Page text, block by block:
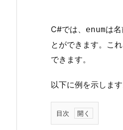
C#では、 enumは
とができます。こ
できます。
以下に例を示します
目次
1.